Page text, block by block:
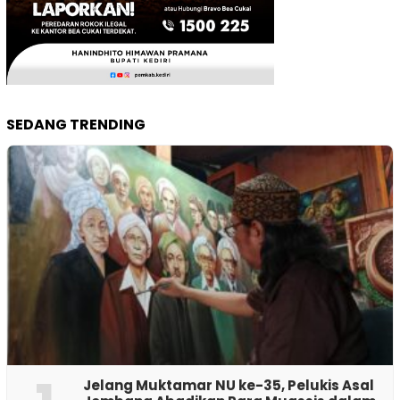
SEDANG TRENDING
Jelang Muktamar NU ke-35, Pelukis Asal